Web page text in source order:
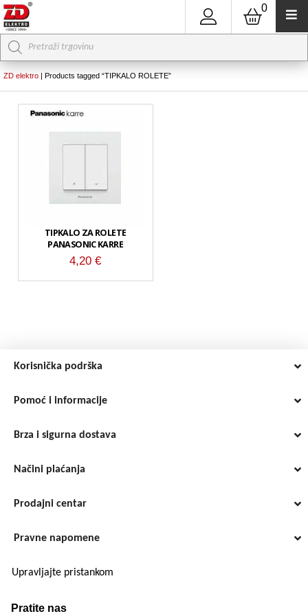
0
Products
search
ZD elektro | Products tagged “TIPKALO ROLETE”
TIPKALO ZA ROLETE
PANASONIC KARRE
4,20€
Korisnička podrška
Pomoć i informacije
Brza i sigurna dostava
Načini plaćanja
Prodajni centar
Pravne napomene
Upravljajte pristankom
Pratite nas